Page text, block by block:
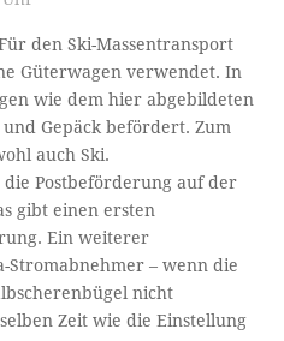
den Ski-Massentransport
Güterwagen verwendet. In
wie dem hier abgebildeten
Gepäck befördert. Zum
auch Ski.
Postbeförderung auf der
gibt einen ersten
Ein weiterer
– wenn die
nicht
Zeit wie die Einstellung